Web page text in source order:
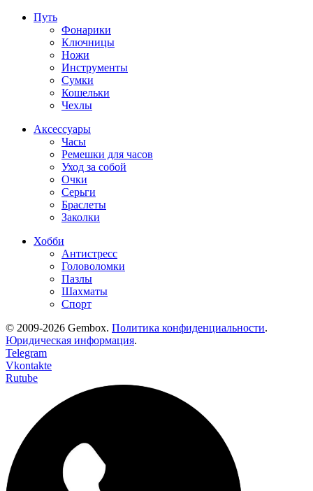
Путь
Фонарики
Ключницы
Ножи
Инструменты
Сумки
Кошельки
Чехлы
Аксессуары
Часы
Ремешки для часов
Уход за собой
Очки
Серьги
Браслеты
Заколки
Хобби
Антистресс
Головоломки
Пазлы
Шахматы
Спорт
© 2009-2026 Gembox. Политика конфиденциальности.
Юридическая информация.
Telegram
Vkontakte
Rutube